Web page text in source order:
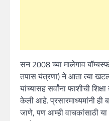
सन 2008 च्या मालेगाव
तपास यंत्रणा) ने आता त्या
यांच्यासह सर्वांना फाशीची
केली आहे. प्रसारमाध्यमांनी
जाणे, पण आम्ही वाचकांसाठी